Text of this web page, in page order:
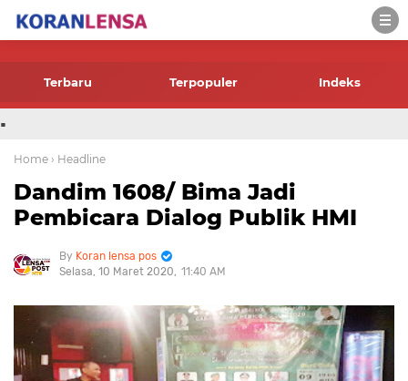
-->
Terbaru Terpopuler Indeks
.
Home › Headline
Dandim 1608/ Bima Jadi
Pembicara Dialog Publik HMI
Koran lensa pos
Selasa, 10 Maret 2020
11:40 AM